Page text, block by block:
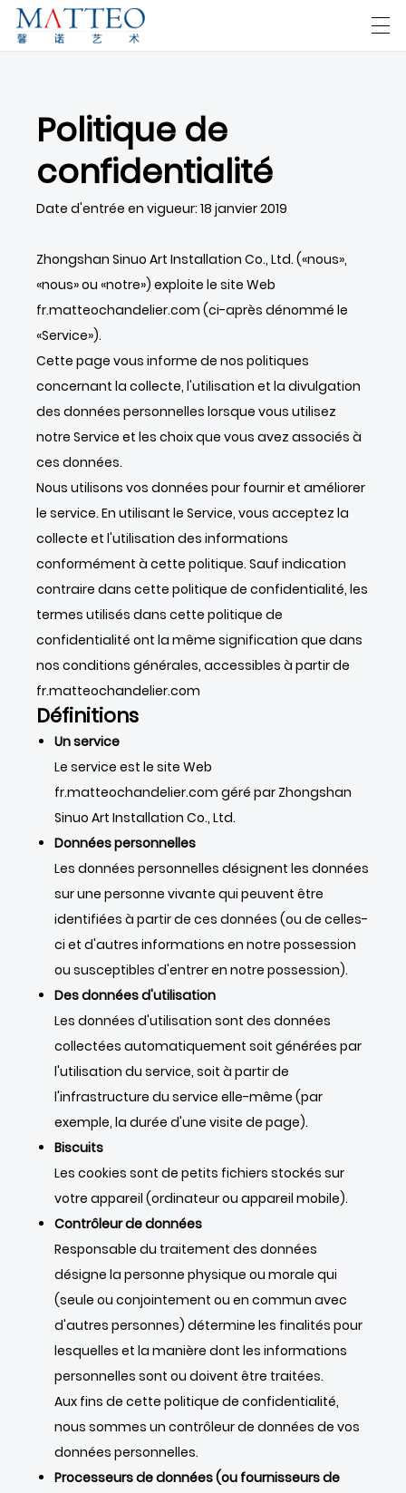
MAISON
CAS
À PROPOS DE NOUS
DES PRODUITS
TÉLÉCHARGER
NOUS CONTACTER
Politique de
confidentialité
Date d'entrée en vigueur: 18 janvier 2019
Zhongshan Sinuo Art Installation Co., Ltd. («nous»,
«nous» ou «notre») exploite le site Web
fr.matteochandelier.com (ci-après dénommé le
«Service»).
Cette page vous informe de nos politiques
concernant la collecte, l'utilisation et la divulgation
des données personnelles lorsque vous utilisez
notre Service et les choix que vous avez associés à
ces données.
Nous utilisons vos données pour fournir et améliorer
le service. En utilisant le Service, vous acceptez la
collecte et l'utilisation des informations
conformément à cette politique. Sauf indication
contraire dans cette politique de confidentialité, les
termes utilisés dans cette politique de
confidentialité ont la même signification que dans
nos conditions générales, accessibles à partir de
fr.matteochandelier.com
Définitions
Un service
Le service est le site Web
fr.matteochandelier.com géré par Zhongshan
Sinuo Art Installation Co., Ltd.
Données personnelles
Les données personnelles désignent les données
sur une personne vivante qui peuvent être
identifiées à partir de ces données (ou de celles-
ci et d'autres informations en notre possession
ou susceptibles d'entrer en notre possession).
Des données d'utilisation
Les données d'utilisation sont des données
collectées automatiquement soit générées par
l'utilisation du service, soit à partir de
l'infrastructure du service elle-même (par
exemple, la durée d'une visite de page).
Biscuits
Les cookies sont de petits fichiers stockés sur
votre appareil (ordinateur ou appareil mobile).
Contrôleur de données
Responsable du traitement des données
désigne la personne physique ou morale qui
(seule ou conjointement ou en commun avec
d'autres personnes) détermine les finalités pour
lesquelles et la manière dont les informations
personnelles sont ou doivent être traitées.
Aux fins de cette politique de confidentialité,
nous sommes un contrôleur de données de vos
données personnelles.
Processeurs de données (ou fournisseurs de